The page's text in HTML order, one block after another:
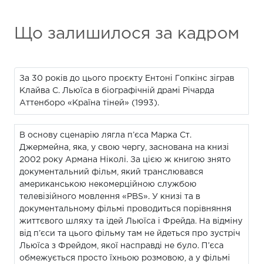
Що залишилося за кадром
За 30 років до цього проєкту Ентоні Гопкінс зіграв
Клайва С. Льюїса в біографічній драмі Річарда
Аттенборо «Країна тіней» (1993).
В основу сценарію лягла п’єса Марка Ст.
Джермейна, яка, у свою чергу, заснована на книзі
2002 року Армана Ніколі. За цією ж книгою знято
документальний фільм, який транслювався
американською некомерційною службою
телевізійного мовлення «PBS». У книзі та в
документальному фільмі проводиться порівняння
життєвого шляху та ідей Льюїса і Фрейда. На відміну
від п’єси та цього фільму там не йдеться про зустріч
Льюїса з Фрейдом, якої насправді не було. П’єса
обмежується просто їхньою розмовою, а у фільмі